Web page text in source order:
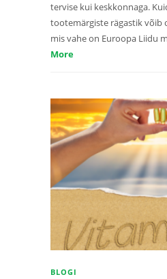
tervise kui keskkonnaga.
tootemärgiste rägastik võib
mis vahe on Euroopa Liidu
More
BLOGI